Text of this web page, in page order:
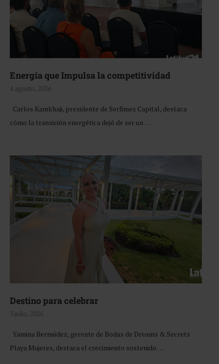
Energía que Impulsa la competitividad
4 agosto, 2026
Carlos Kamkhaji, presidente de Serfimex Capital, destaca
cómo la transición energética dejó de ser un …
Destino para celebrar
3 julio, 2026
Yamina Bermúdez, gerente de Bodas de Dreams & Secrets
Playa Mujeres, destaca el crecimiento sostenido …